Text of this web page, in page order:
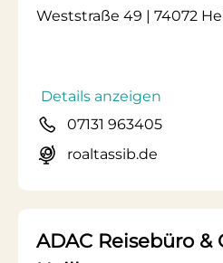
Weststraße 49 | 74072
Details anzeigen
07131 963405
roaltassib.de
ADAC Reisebüro &